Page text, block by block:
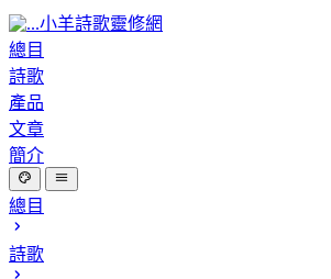
小羊詩歌靈修網
總目
詩歌
產品
文章
簡介
總目
詩歌